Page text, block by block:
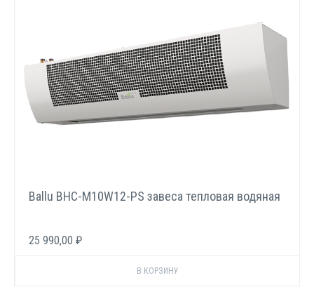
Ballu BHC-M10W12-PS завеса тепловая водяная
25 990,00 ₽